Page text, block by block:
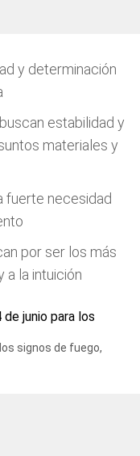
y determinación
estabilidad y
materiales y
fuerte necesidad
por ser los más
a la intuición
signos de fuego,